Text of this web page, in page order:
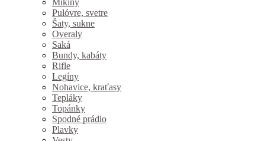
Mikiny
Pulóvre, svetre
Šaty, sukne
Overaly
Saká
Bundy, kabáty
Rifle
Legíny
Nohavice, kraťasy
Tepláky
Topánky
Spodné prádlo
Plavky